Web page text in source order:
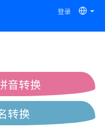
登录
音转换
转换